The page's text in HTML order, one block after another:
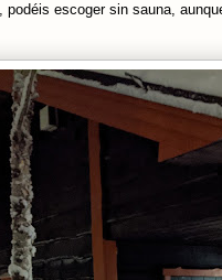
escoger sin sauna,